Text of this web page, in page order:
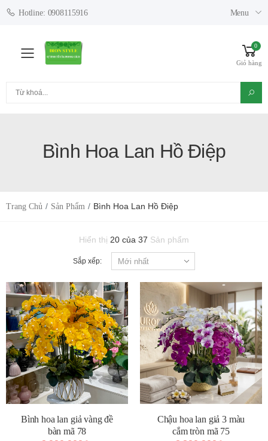
Hotline: 0908115916 Menu
Toggle mobile menu
0
Giỏ hàng
Bình Hoa Lan Hồ Điệp
Trang Chủ Sản Phẩm Bình Hoa Lan Hồ Điệp
Hiển thị 20 của 37 Sản phẩm
Sắp xếp:
Bình hoa lan giả vàng đề
bàn mã 78
Chậu hoa lan giả 3 màu
cắm tròn mã 75